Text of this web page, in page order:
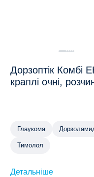
Дорзоптік Комбі
краплі очні,
Глаукома
Тимолол
Детальніше